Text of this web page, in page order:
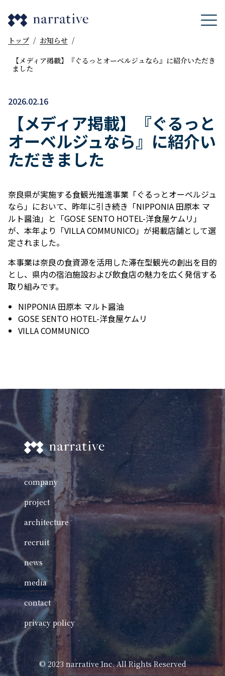
トップ / お知らせ /
【メディア掲載】『ぐるっとオーベルジュなら』に紹介いただき
ました
2026.02.16
【メディア掲載】『ぐるっと
オーベルジュなら』に紹介い
ただきました
奈良県が実施する食観光推進事業「ぐるっとオーベルジュ
なら」において、昨年に引き続き「NIPPONIA 田原本 マ
ルト醤油」と「GOSE SENTO HOTEL-洋食屋ケムリ」
が、本年より「VILLA COMMUNICO」が掲載店舗として選
定されました。
本事業は奈良の食資源を活用した滞在型観光の創出を目的
とし、県内の宿泊施設および飲食店の魅力を広く発信する
取り組みです。
NIPPONIA 田原本 マルト醤油
GOSE SENTO HOTEL-洋食屋ケムリ
VILLA COMMUNICO
company
project
architecture
recruit
news
media
contact
privacy policy
©️ 2023 narrative Inc. All Rights Reserved